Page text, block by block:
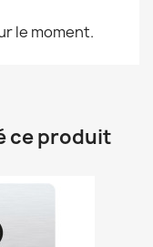
le moment.
ce produit